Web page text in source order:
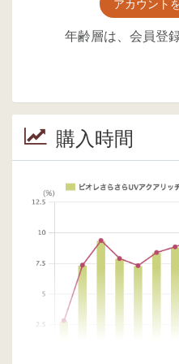
アカウント
年齢層は、会員登
購入時間